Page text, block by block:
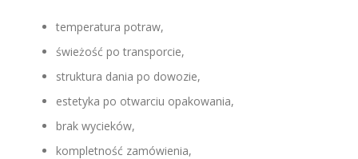
temperatura potraw,
świeżość po transporcie,
struktura dania po dowozie,
estetyka po otwarciu opakowania,
brak wycieków,
kompletność zamówienia,